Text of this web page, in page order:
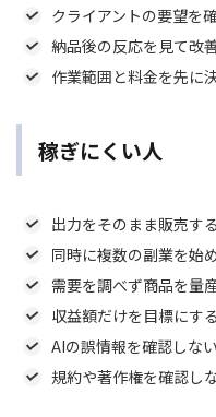
クライアントの要望を
納品後の反応を見て改
作業範囲と料金を先に
稼ぎにくい人
出力をそのまま販売する
同時に複数の副業を始
需要を調べず商品を量
収益額だけを目標にする
AIの誤情報を確認しない
規約や著作権を確認し